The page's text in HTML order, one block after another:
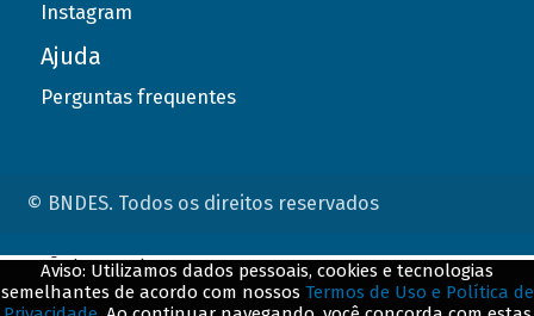
Instagram
Ajuda
Perguntas frequentes
© BNDES. Todos os direitos reservados
Aviso: Utilizamos dados pessoais, cookies e tecnologias
semelhantes de acordo com nossos Termos de Uso e Política de
ConteÃºdo complementar
${title}${badge}